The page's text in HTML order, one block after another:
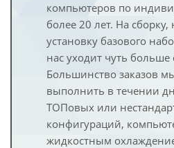
компьютеров по
более 20 лет. На сборку,
установку базового
нас уходит чуть больше
Большинство заказов
выполнить в течении
ТОПовых или
конфигураций,
жидкостным